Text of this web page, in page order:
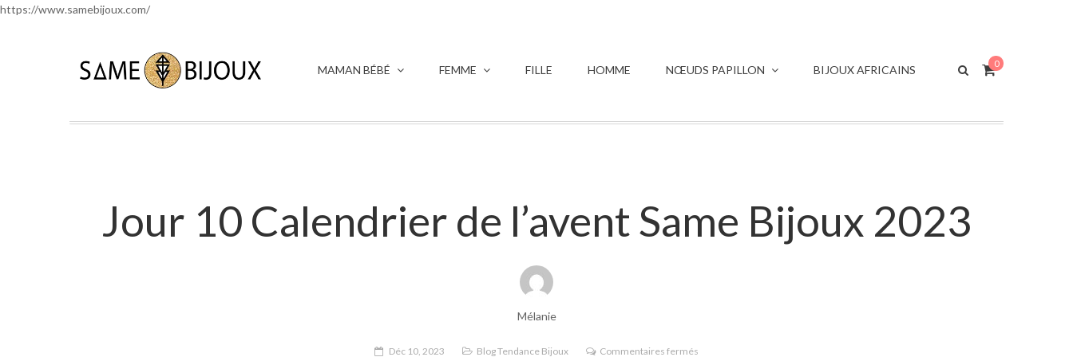
https://www.samebijoux.com/
MAMAN BÉBÉ FEMME FILLE HOMME NŒUDS PAPILLON BIJOUX AFRICAINS 0
Jour 10 Calendrier de l’avent Same Bijoux 2023
Mélanie
Déc 10, 2023 Blog Tendance Bijoux Commentaires fermés